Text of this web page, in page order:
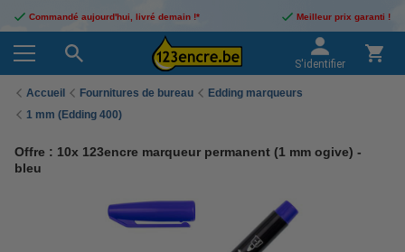
Commandé aujourd'hui, livré demain !* Meilleur prix garanti !
S'identifier
Accueil Fournitures de bureau
Edding marqueurs
1 mm (Edding 400)
Offre : 10x 123encre marqueur permanent (1 mm ogive) -
bleu